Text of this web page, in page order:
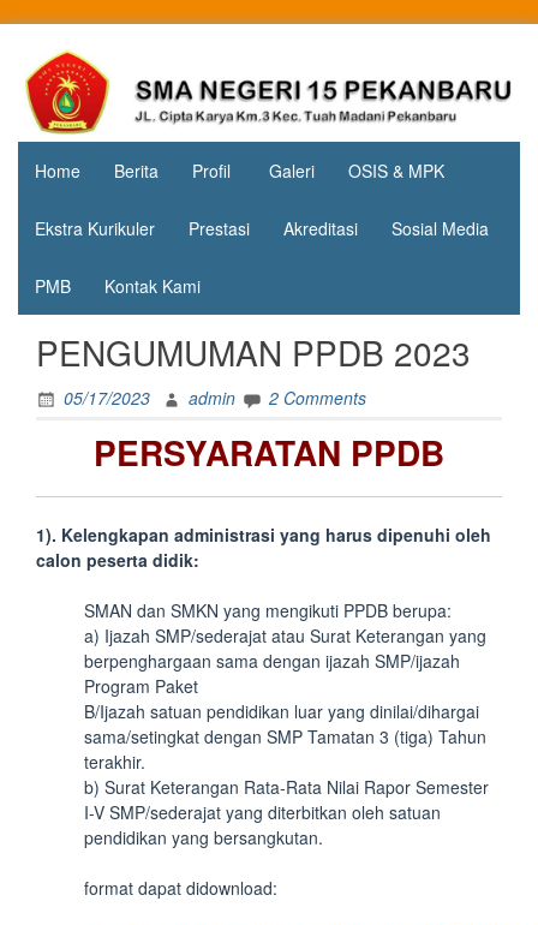
contentSMA
Negeri 15
Pekanbaru
Jl. Cipta
Karya
KM.3, Kec.
Tuah
Madani,
Home Berita Profil Galeri OSIS & MPK
Ekstra Kurikuler Prestasi Akreditasi Sosial Media
PMB Kontak Kami
PENGUMUMAN PPDB 2023
05/17/2023 admin 2 Comments
PERSYARATAN PPDB
1). Kelengkapan administrasi yang harus dipenuhi oleh
calon peserta didik:
SMAN dan SMKN yang mengikuti PPDB berupa:
a) Ijazah SMP/sederajat atau Surat Keterangan yang
berpenghargaan sama dengan ijazah SMP/ijazah
Program Paket
B/Ijazah satuan pendidikan luar yang dinilai/dihargai
sama/setingkat dengan SMP Tamatan 3 (tiga) Tahun
terakhir.
b) Surat Keterangan Rata-Rata Nilai Rapor Semester
I-V SMP/sederajat yang diterbitkan oleh satuan
pendidikan yang bersangkutan.
format dapat didownload: